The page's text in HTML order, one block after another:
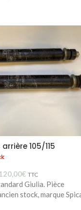
105/115
120,00€ TTC
Giulia. Pièce
stock, marque